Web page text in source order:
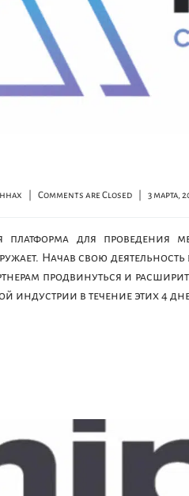
Comments are Closed 3 марта,
для проведения
Начав свою
продвинуться и
индустрии в течение этих 4